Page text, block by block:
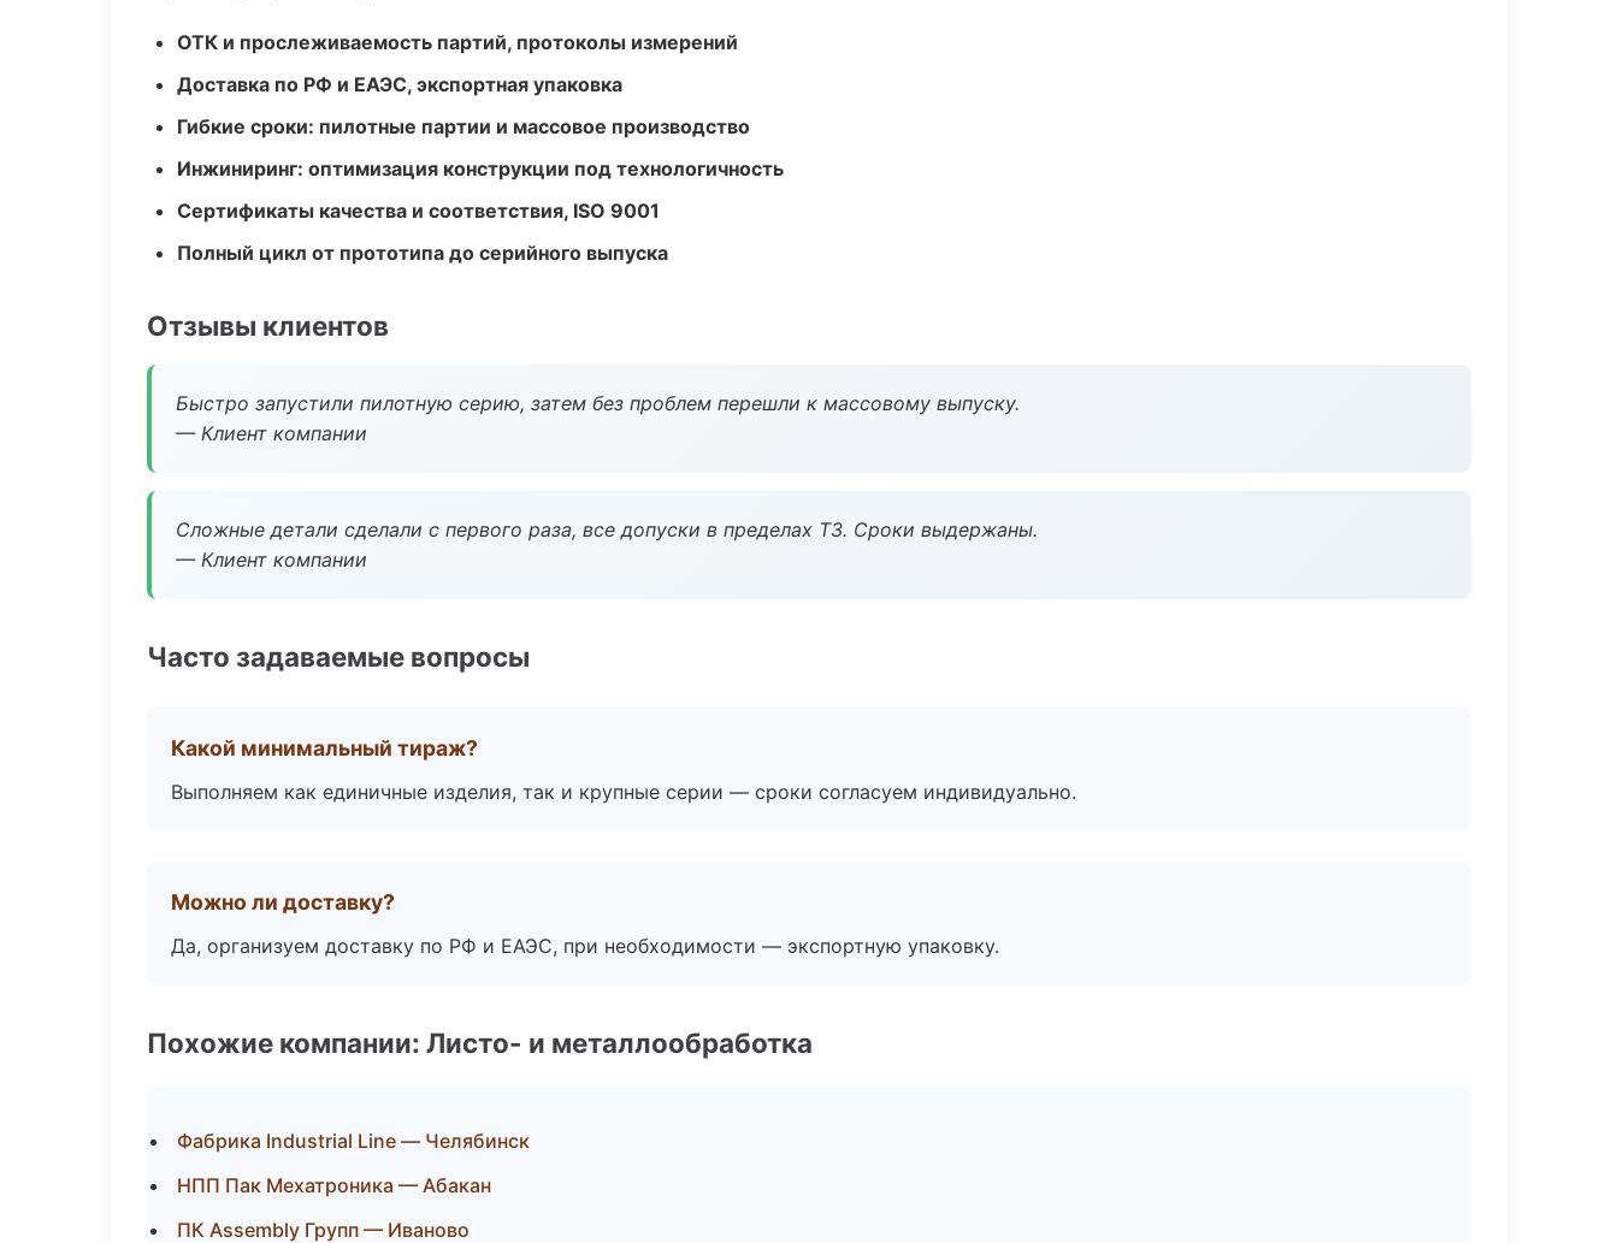
ОТК и прослеживаемость партий, протоколы измерений
Доставка по РФ и ЕАЭС, экспортная упаковка
Гибкие сроки: пилотные партии и массовое производство
Инжиниринг: оптимизация конструкции под технологичность
Сертификаты качества и соответствия, ISO 9001
Полный цикл от прототипа до серийного выпуска
Отзывы клиентов
Быстро запустили пилотную серию, затем без проблем перешли к массовому выпуску.
— Клиент компании
Сложные детали сделали с первого раза, все допуски в пределах ТЗ. Сроки выдержаны.
— Клиент компании
Часто задаваемые вопросы
Какой минимальный тираж?
Выполняем как единичные изделия, так и крупные серии — сроки согласуем индивидуально.
Можно ли доставку?
Да, организуем доставку по РФ и ЕАЭС, при необходимости — экспортную упаковку.
Похожие компании: Листо- и металлообработка
Фабрика Industrial Line — Челябинск
НПП Пак Мехатроника — Абакан
ПК Assembly Групп — Иваново